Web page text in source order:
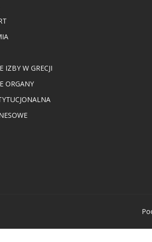
IZBY W GRECJI
ORGANY